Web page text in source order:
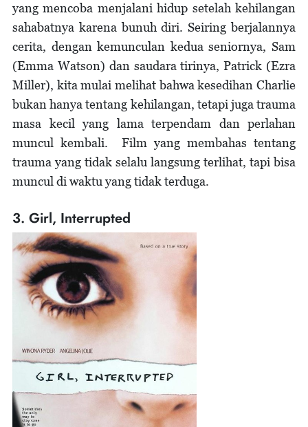
yang mencoba menjalani hidup setelah kehilangan
sahabatnya karena bunuh diri. Seiring berjalannya
cerita, dengan kemunculan kedua seniornya, Sam
(Emma Watson) dan saudara tirinya, Patrick (Ezra
Miller), kita mulai melihat bahwa kesedihan Charlie
bukan hanya tentang kehilangan, tetapi juga trauma
masa kecil yang lama terpendam dan perlahan
muncul kembali. Film yang membahas tentang
trauma yang tidak selalu langsung terlihat, tapi bisa
muncul di waktu yang tidak terduga.
3. Girl, Interrupted